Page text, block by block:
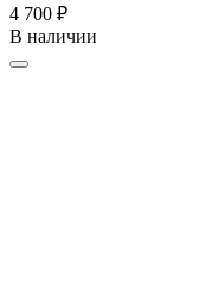
4 700 ₽
В наличии